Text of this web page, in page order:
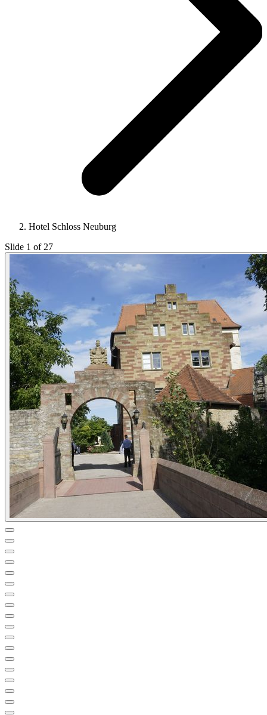
Hotel Schloss Neuburg
Slide 1 of 27